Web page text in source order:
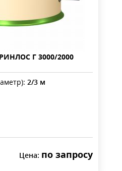
Г 3000/2000
2/3 м
Цена: по запросу